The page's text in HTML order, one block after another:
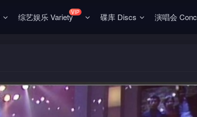
综艺娱乐 VarietyVIP 碟库 Discs 演唱会